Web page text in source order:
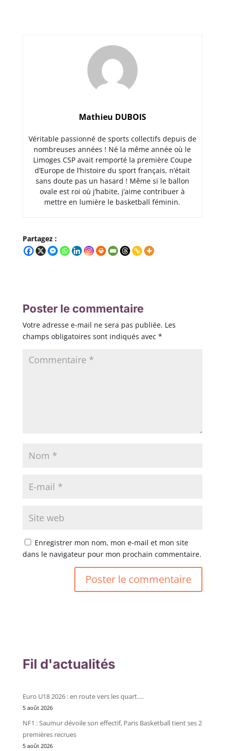
Mathieu DUBOIS
Véritable passionné de sports collectifs depuis de
nombreuses années ! Né la même année où le
Limoges CSP avait remporté la première Coupe
d’Europe de l’histoire du sport français, n’était
sans doute pas un hasard ! Même si le ballon
ovale est roi où j’habite, j’aime contribuer à
mettre en lumière le basketball féminin.
Partagez :
Poster le commentaire
Votre adresse e-mail ne sera pas publiée. Les
champs obligatoires sont indiqués avec *
Enregistrer mon nom, mon e-mail et mon site
dans le navigateur pour mon prochain commentaire.
Fil d'actualités
Euro U18 2026 : en route vers les quart….
5 août 2026
NF1 : Saumur dévoile son effectif, Paris Basketball tient ses 2
premières recrues
5 août 2026